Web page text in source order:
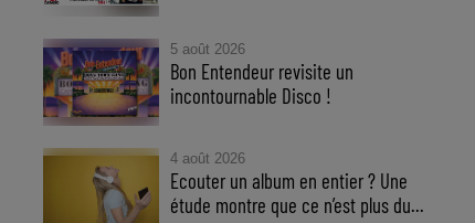
5 août 2026
Bon Entendeur revisite un
incontournable Disco !
4 août 2026
Ecouter un album en entier ? Une
étude montre que ce n’est plus du...